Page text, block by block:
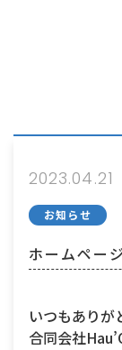
2023.04.21
お知らせ
ホームペー
いつもありが
合同会社